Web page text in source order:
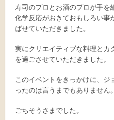
寿司のプロとお酒のプロが手を
化学反応がおきておもしろい事
ばせていただきました。
実にクリエイティブな料理とカ
を過ごさせていただきました。
このイベントをきっかけに、ジ
ったのは言うまでもありません。
ごちそうさまでした。